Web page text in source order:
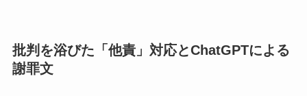
批判を浴びた「他責」対応とChatGPTによる
謝罪文